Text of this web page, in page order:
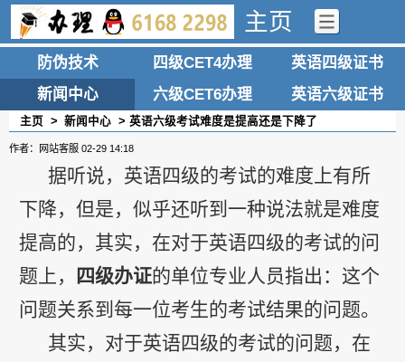
主页
防伪技术 四级CET4办理
英语四级证书
新闻中心
六级CET6办理 英语六级证书
主页 > 新闻中心 > 英语六级考试难度是提高还是下降了
作者：网站客服 02-29 14:18
据听说，英语四级的考试的难度上有所
下降，但是，似乎还听到一种说法就是难度
提高的，其实，在对于英语四级的考试的问
题上，
四级办证的单位专业人员指出：这个
问题关系到每一位考生的考试结果的问题。
其实，对于英语四级的考试的问题，在